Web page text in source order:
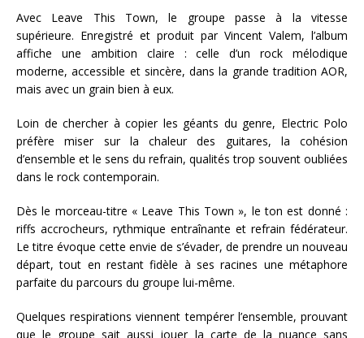
Avec Leave This Town, le groupe passe à la vitesse
supérieure. Enregistré et produit par Vincent Valem, l’album
affiche une ambition claire : celle d’un rock mélodique
moderne, accessible et sincère, dans la grande tradition AOR,
mais avec un grain bien à eux.
Loin de chercher à copier les géants du genre, Electric Polo
préfère miser sur la chaleur des guitares, la cohésion
d’ensemble et le sens du refrain, qualités trop souvent oubliées
dans le rock contemporain.
Dès le morceau-titre « Leave This Town », le ton est donné :
riffs accrocheurs, rythmique entraînante et refrain fédérateur.
Le titre évoque cette envie de s’évader, de prendre un nouveau
départ, tout en restant fidèle à ses racines une métaphore
parfaite du parcours du groupe lui-même.
Quelques respirations viennent tempérer l’ensemble, prouvant
que le groupe sait aussi jouer la carte de la nuance sans